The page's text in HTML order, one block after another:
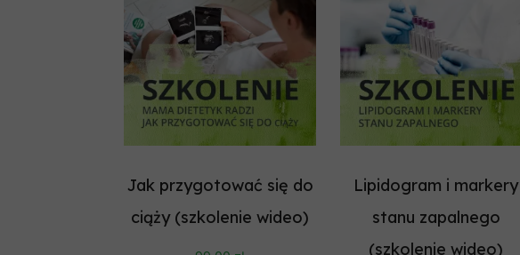
Jak przygotować się do
ciąży (szkolenie wideo)
Lipidogram i markery
stanu zapalnego
(szkolenie wideo)